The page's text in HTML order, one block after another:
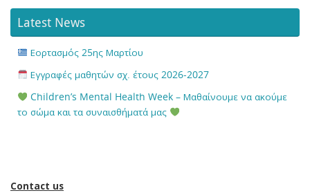
Latest News
Εορτασμός 25ης Μαρτίου
Εγγραφές μαθητών σχ. έτους 2026-2027
Children’s Mental Health Week – Μαθαίνουμε να ακούμε
το σώμα και τα συναισθήματά μας
Contact us